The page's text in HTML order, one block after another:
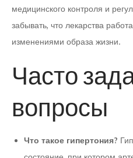
медицинского контроля и
забывать, что лекарства
изменениями образа жизни.
Часто
вопросы
Что такое гипертония?